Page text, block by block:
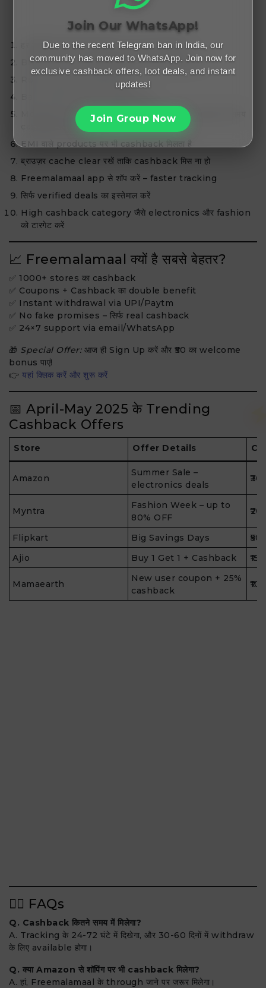
हर शॉपिंग से पहले cashback site ज़रूर चेक करें
Browser में Freemalamaal को bookmark करें
Refer & Earn का फायदा उठाएं
Monthly sales (जैसे Flipkart Big Billion Days) के समय
cashback 2x होता है
EMI वाले products पर भी cashback मिलता है
ब्राउज़र cache clear रखें ताकि cashback मिस ना हो
Freemalamaal app से शॉप करें – faster tracking
सिर्फ verified deals का इस्तेमाल करें
High cashback category जैसे electronics और fashion
को टारगेट करें
📈 Freemalamaal क्यों है सबसे बेहतर?
✅ 1000+ stores का cashback
✅ Coupons + Cashback का double benefit
✅ Instant withdrawal via UPI/Paytm
✅ No fake promises – सिर्फ real cashback
✅ 24×7 support via email/WhatsApp
🎁 Special Offer:आज ही Sign Up करें और ₹50 का welcome
bonus पाएं!
👉 यहां क्लिक करें और शुरू करें
📅 April-May 2025 के Trending
Cashback Offers
Store Offer Details
Amazon
Summer Sale –
electronics deals
Myntra
Fashion Week – up to
80% OFF
Flipkart Big Savings Days
Ajio
Buy 1 Get 1 + Cashback ₹150
Mamaearth
New user coupon + 25%
cashback
₹100
🙋‍♂️ FAQs
Q. Cashback कितने समय में मिलेगा?
A. Tracking के 24-72 घंटे में दिखेगा, और 30-60 दिनों में withdraw
के लिए available होगा।
Q. क्या Amazon से शॉपिंग पर भी cashback मिलेगा?
A. हां, Freemalamaal के through जाने पर जरूर मिलेगा।
Join Our WhatsApp!
Due to the recent Telegram ban in India, our
community has moved to WhatsApp. Join now for
exclusive cashback offers, loot deals, and instant
updates!
Join Group Now